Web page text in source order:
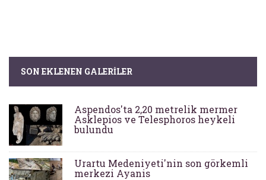
SON EKLENEN GALERILER
Aspendos'ta 2,20 metrelik mermer
Asklepios ve Telesphoros heykeli
bulundu
Urartu Medeniyeti'nin son görkemli
merkezi Ayanis